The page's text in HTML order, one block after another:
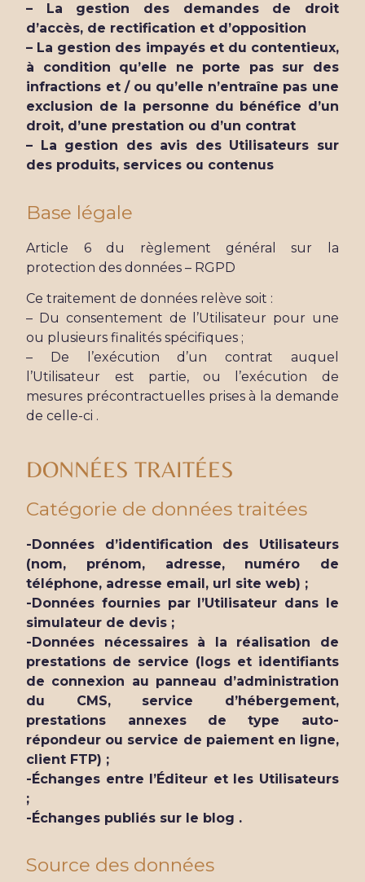
– La gestion des demandes de droit
d’accès, de rectification et d’opposition
– La gestion des impayés et du contentieux,
à condition qu’elle ne porte pas sur des
infractions et / ou qu’elle n’entraîne pas une
exclusion de la personne du bénéfice d’un
droit, d’une prestation ou d’un contrat
– La gestion des avis des Utilisateurs sur
des produits, services ou contenus
Base légale
Article 6 du règlement général sur la
protection des données – RGPD
Ce traitement de données relève soit :
– Du consentement de l’Utilisateur pour une
ou plusieurs finalités spécifiques ;
– De l’exécution d’un contrat auquel
l’Utilisateur est partie, ou l’exécution de
mesures précontractuelles prises à la demande
de celle-ci .
DONNÉES TRAITÉES
Catégorie de données traitées
-Données d’identification des Utilisateurs
(nom, prénom, adresse, numéro de
téléphone, adresse email, url site web) ;
-Données fournies par l’Utilisateur dans le
simulateur de devis ;
-Données nécessaires à la réalisation de
prestations de service (logs et identifiants
de connexion au panneau d’administration
du CMS, service d’hébergement,
prestations annexes de type auto-
répondeur ou service de paiement en ligne,
client FTP) ;
-Échanges entre l’Éditeur et les Utilisateurs
;
-Échanges publiés sur le blog .
Source des données